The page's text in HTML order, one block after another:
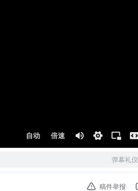
自动 倍速
弹幕礼仪
稿件举报